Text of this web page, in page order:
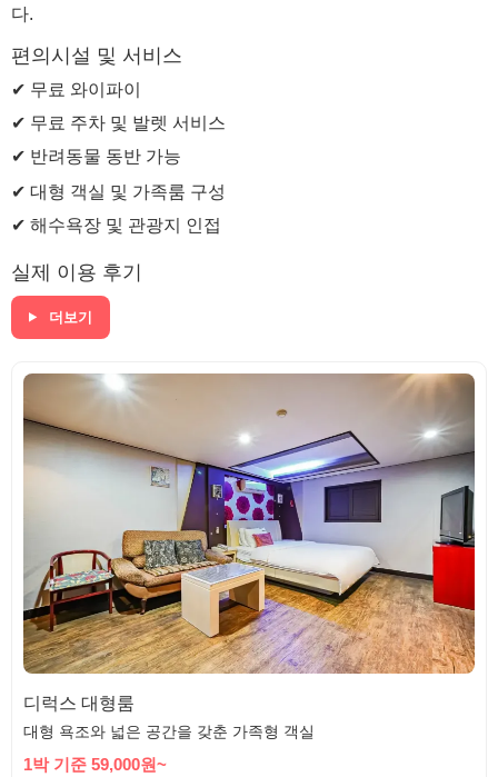
다.
편의시설 및 서비스
✔ 무료 와이파이
✔ 무료 주차 및 발렛 서비스
✔ 반려동물 동반 가능
✔ 대형 객실 및 가족룸 구성
✔ 해수욕장 및 관광지 인접
실제 이용 후기
더보기
디럭스 대형룸
대형 욕조와 넓은 공간을 갖춘 가족형 객실
1박 기준 59,000원~